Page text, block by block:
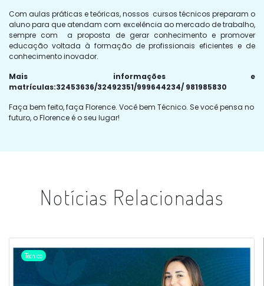
Com aulas práticas e teóricas, nossos cursos técnicos preparam o
aluno para que atendam com excelência ao mercado de trabalho,
sempre com a proposta de gerar conhecimento e promover
educação voltada à formação de profissionais eficientes e de
conhecimento inovador.
Mais informações e
matrículas:32453636/32492351/999644234/ 981985830
Faça bem feito, faça Florence. Você bem Técnico. Se você pensa no
futuro, o Florence é o seu lugar!
Notícias Relacionadas
Técnico